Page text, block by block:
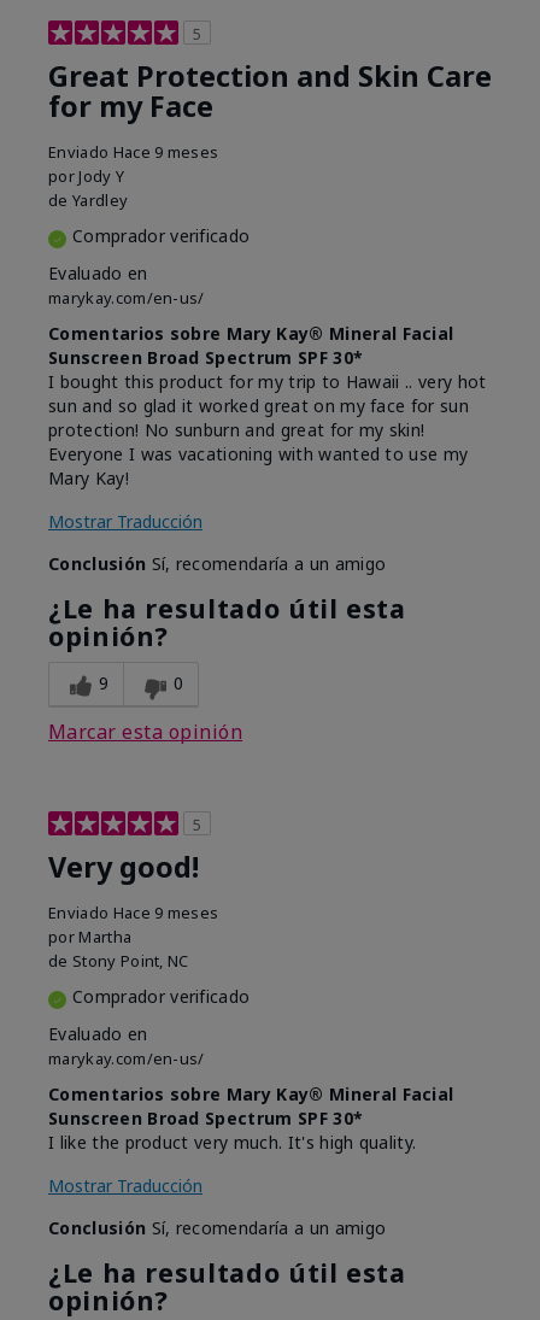
5
Great Protection and Skin Care
for my Face
Enviado Hace 9 meses
por Jody Y
de Yardley
Comprador verificado
Evaluado en
marykay.com/en-us/
Comentarios sobre Mary Kay® Mineral Facial
Sunscreen Broad Spectrum SPF 30*
I bought this product for my trip to Hawaii .. very hot
sun and so glad it worked great on my face for sun
protection! No sunburn and great for my skin!
Everyone I was vacationing with wanted to use my
Mary Kay!
Mostrar Traducción
Conclusión Sí, recomendaría a un amigo
¿Le ha resultado útil esta
opinión?
9 0
Marcar esta opinión
5
Very good!
Enviado Hace 9 meses
por Martha
de Stony Point, NC
Comprador verificado
Evaluado en
marykay.com/en-us/
Comentarios sobre Mary Kay® Mineral Facial
Sunscreen Broad Spectrum SPF 30*
I like the product very much. It's high quality.
Mostrar Traducción
Conclusión Sí, recomendaría a un amigo
¿Le ha resultado útil esta
opinión?